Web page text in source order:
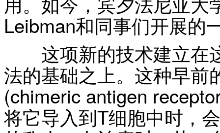
Leibman和同事们开展的
这项新的技术建立在
法的基础之上。这种早前
(chimeric antigen
将它导入到T细胞中时，